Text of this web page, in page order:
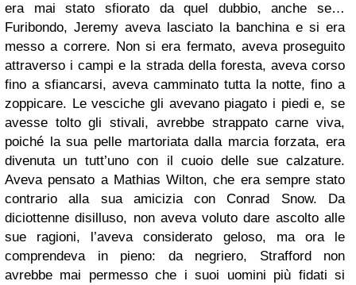
era mai stato sfiorato da quel dubbio, anche se…
Furibondo, Jeremy aveva lasciato la banchina e si era
messo a correre. Non si era fermato, aveva proseguito
attraverso i campi e la strada della foresta, aveva corso
fino a sfiancarsi, aveva camminato tutta la notte, fino a
zoppicare. Le vesciche gli avevano piagato i piedi e, se
avesse tolto gli stivali, avrebbe strappato carne viva,
poiché la sua pelle martoriata dalla marcia forzata, era
divenuta un tutt’uno con il cuoio delle sue calzature.
Aveva pensato a Mathias Wilton, che era sempre stato
contrario alla sua amicizia con Conrad Snow. Da
diciottenne disilluso, non aveva voluto dare ascolto alle
sue ragioni, l’aveva considerato geloso, ma ora le
comprendeva in pieno: da negriero, Strafford non
avrebbe mai permesso che i suoi uomini più fidati si